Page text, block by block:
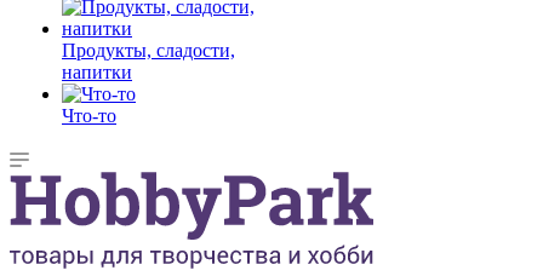
Продукты, сладости,
напитки
Что-то